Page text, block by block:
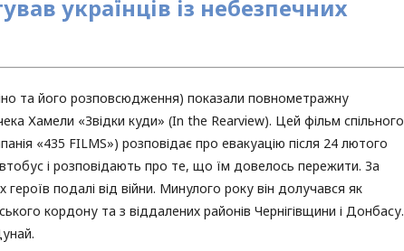
українців із небезпечних
та його розповсюдження) показали повнометражну
Хамели «Звідки куди» (In the Rearview). Цей фільм спільного
«435 FILMS») розповідає про евакуацію після 24 лютого
і розповідають про те, що їм довелось пережити. За
подалі від війни. Минулого року він долучався як
кордону та з віддалених районів Чернігівщини і Донбасу.